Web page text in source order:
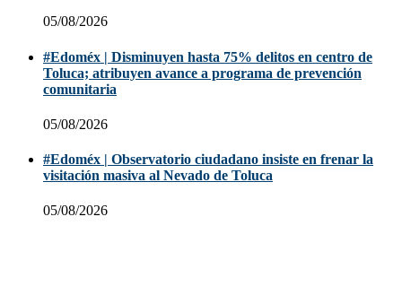
05/08/2026
#Edoméx | Disminuyen hasta 75% delitos en centro de
Toluca; atribuyen avance a programa de prevención
comunitaria
05/08/2026
#Edoméx | Observatorio ciudadano insiste en frenar la
visitación masiva al Nevado de Toluca
05/08/2026